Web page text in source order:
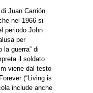
Juan Carrión
nel 1966 si
periodo John
per
la guerra” di
il soldato
viene dal testo
(“Living is
include anche